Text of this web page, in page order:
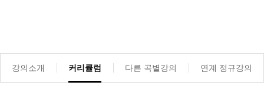
강의소개 커리큘럼 다른 곡별강의 연계 정규강의